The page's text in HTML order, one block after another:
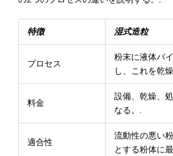
特徴 湿式造粒
プロセス
粉末に液体バ
し、これを乾
料金
設備、乾燥、
なる。.
適合性
流動性の悪い
とする粉体に